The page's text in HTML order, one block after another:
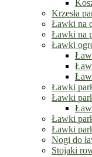
Krzesła
Ławki na
Ławki na
Ławki
Ławki
Ławki
Ławki
Ławki
Nogi do
Stojaki